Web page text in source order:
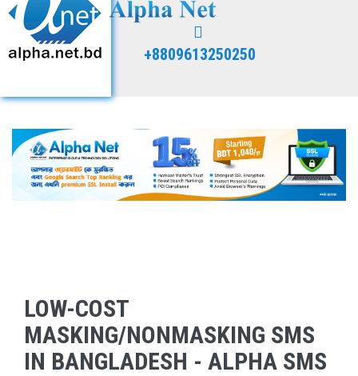
+8809613250250
LOW-COST
MASKING/NONMASKING SMS
IN BANGLADESH - ALPHA SMS